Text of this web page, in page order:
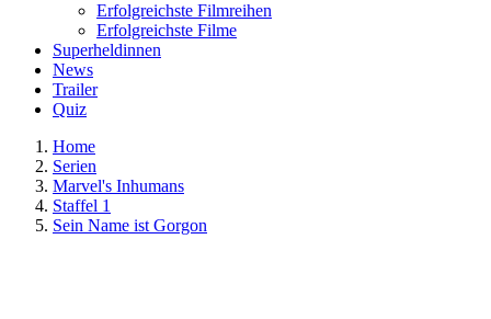
Erfolgreichste Filmreihen
Erfolgreichste Filme
Superheldinnen
News
Trailer
Quiz
Home
Serien
Marvel's Inhumans
Staffel 1
Sein Name ist Gorgon